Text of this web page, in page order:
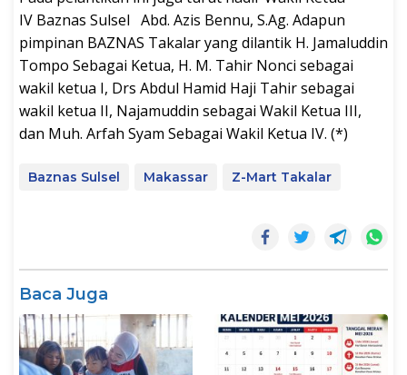
IV Baznas Sulsel Abd. Azis Bennu, S.Ag. Adapun
pimpinan BAZNAS Takalar yang dilantik H. Jamaluddin
Tompo Sebagai Ketua, H. M. Tahir Nonci sebagai
wakil ketua I, Drs Abdul Hamid Haji Tahir sebagai
wakil ketua II, Najamuddin sebagai Wakil Ketua III,
dan Muh. Arfah Syam Sebagai Wakil Ketua IV. (*)
Baznas Sulsel Makassar Z-Mart Takalar
Baca Juga